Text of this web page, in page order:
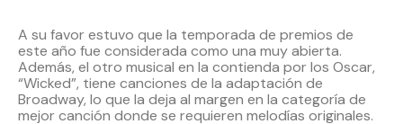
A su favor estuvo que la temporada de premios de
este año fue considerada como una muy abierta.
Además, el otro musical en la contienda por los Oscar,
“Wicked”, tiene canciones de la adaptación de
Broadway, lo que la deja al margen en la categoría de
mejor canción donde se requieren melodías originales.